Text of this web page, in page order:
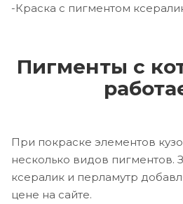
-Краска с пигментом
Пигменты с
При покраске элементов
несколько видов пигментов.
ксералик и перламутр
цене на сайте.